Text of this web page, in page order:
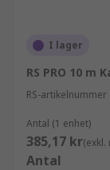
I lager
RS PRO 10 m
RS-artikelnummer
Antal (1 enhet)
385,17 kr(exkl.
Antal